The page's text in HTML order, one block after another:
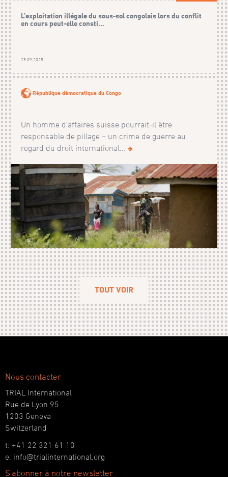
L’exploitation illégale du sous-sol congolais lors du conflit
en cours peut-elle consti...
25.09.2025
République démocratique du Congo
Un homme d’affaires suisse pourrait-il être
responsable de pillage – un crime de guerre au
regard du droit international...
TOUT VOIR
Nous contacter
TRIAL International
Rue de Lyon 95
1203 Geneva
Switzerland
t: +41 22 321 61 10
e: info@trialinternational.org
S'abonner à notre newsletter